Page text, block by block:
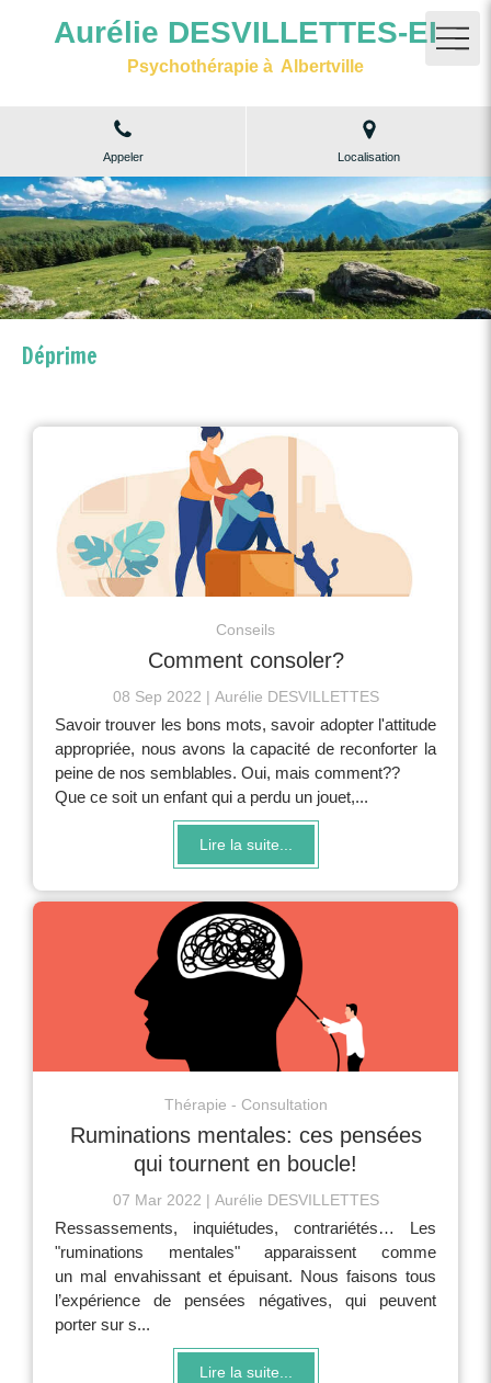
Aurélie DESVILLETTES-EI
Psychothérapie à Albertville
Appeler Localisation
Déprime
Conseils
Comment consoler?
08 Sep 2022 Aurélie DESVILLETTES
Savoir trouver les bons mots, savoir adopter l'attitude
appropriée, nous avons la capacité de reconforter la
peine de nos semblables. Oui, mais comment??
Que ce soit un enfant qui a perdu un jouet,...
Lire la suite...
Thérapie - Consultation
Ruminations mentales: ces pensées
qui tournent en boucle!
07 Mar 2022 Aurélie DESVILLETTES
Ressassements, inquiétudes, contrariétés… Les
"ruminations mentales" apparaissent comme
un mal envahissant et épuisant. Nous faisons tous
l’expérience de pensées négatives, qui peuvent
porter sur s...
Lire la suite...